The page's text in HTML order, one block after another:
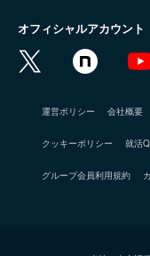
オフィシャルアカウント
運営ポリシー 会社概要
クッキーポリシー 就活
グループ会員利用規約